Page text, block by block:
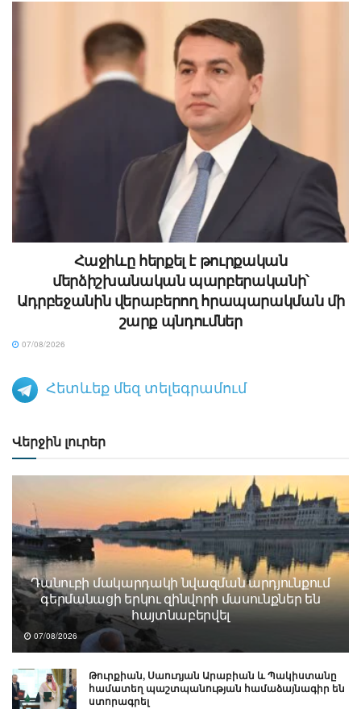
Հաջիևը հերքել է թուրքական
մերձիշխանական պարբերականի՝
Ադրբեջանին վերաբերող հրապարակման մի
շարք պնդումներ
07/08/2026
Հետևեք մեզ տելեգրամում
Վերջին լուրեր
Դանուբի մակարդակի նվազման արդյունքում
գերմանացի երկու զինվորի մասունքներ են
հայտնաբերվել
07/08/2026
Թուրքիան, Սաուդյան Արաբիան և Պակիստանը
համատեղ պաշտպանության համաձայնագիր են
ստորագրել